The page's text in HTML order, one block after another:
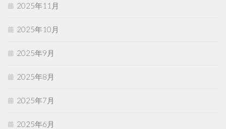
2025年11月
2025年10月
2025年9月
2025年8月
2025年7月
2025年6月